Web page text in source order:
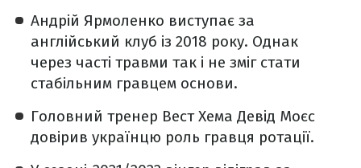
Андрій Ярмоленко виступає за
англійський клуб із 2018 року. Однак
через часті травми так і не зміг стати
стабільним гравцем основи.
Головний тренер Вест Хема Девід Моєс
довірив українцю роль гравця ротації.